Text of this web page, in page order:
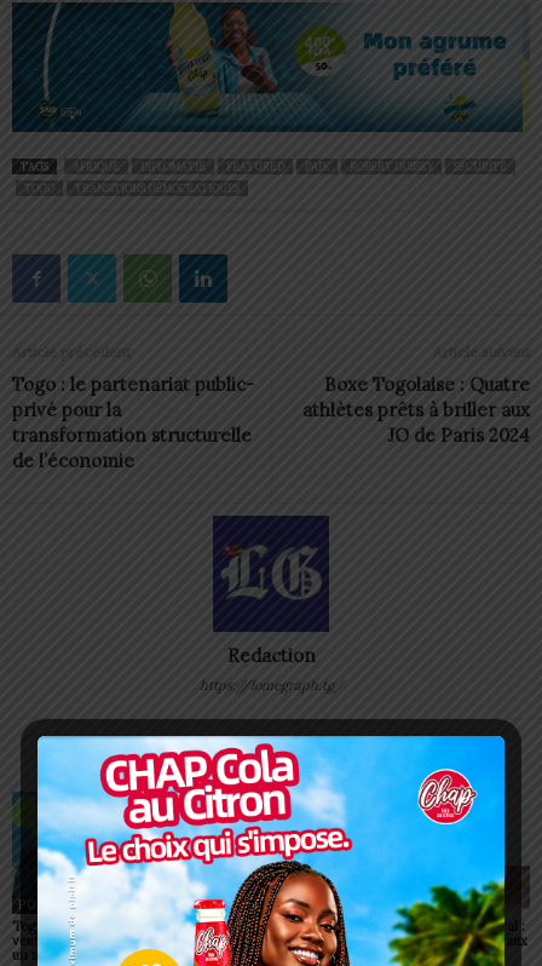
TAGS AFRIQUE DIPLOMATIE FEATURED PAIX ROBERT DUSSEY
SÉCURITÉ
TOGO
TRANSITIONS DÉMOCRATIQUES
Article précédent
Togo : le partenariat public-
privé pour la
transformation structurelle
de l’économie
Article suivant
Boxe Togolaise : Quatre
athlètes prêts à briller aux
JO de Paris 2024
Redaction
https://lomegraph.tg/
ARTICLES CONNEXES PLUS DE L'AUTEUR
POLITIQUE
Togo: Faure Gnassingbé
veut faire du ciel africain
un moteur de prospérité
POLITIQUE
Togo : visa supprimé pour
tous les Africains
POLITIQUE
Togo/ Corps préfectoral :
neuf nouvelles figures aux
commandes